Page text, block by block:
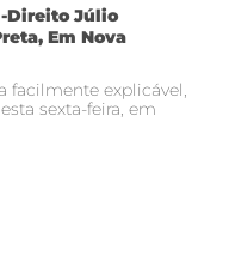
Direito Júlio
Em Nova
facilmente explicável,
sexta-feira, em